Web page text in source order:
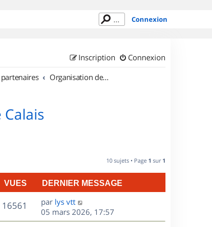
Connexion
Connexion
Inscription
Organisation de sorties en région Nord Pas de Calais
10 sujets • Page 1 sur 1
VUES DERNIER MESSAGE
16561
u
D
e
r
par lys vtt
05 mars 2026, 17:57